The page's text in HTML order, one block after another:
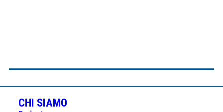
CHI SIAMO